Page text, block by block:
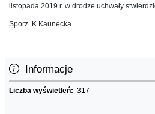
listopada 2019 r. w drodze uchwały
Sporz. K.Kaunecka
Informacje
Liczba wyświetleń: 317